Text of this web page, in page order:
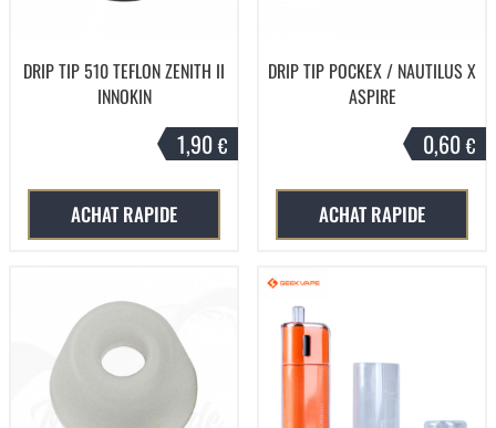
DRIP TIP 510 TEFLON ZENITH II
INNOKIN
1,90€
ACHAT RAPIDE
DRIP TIP POCKEX / NAUTILUS X
ASPIRE
0,60€
ACHAT RAPIDE